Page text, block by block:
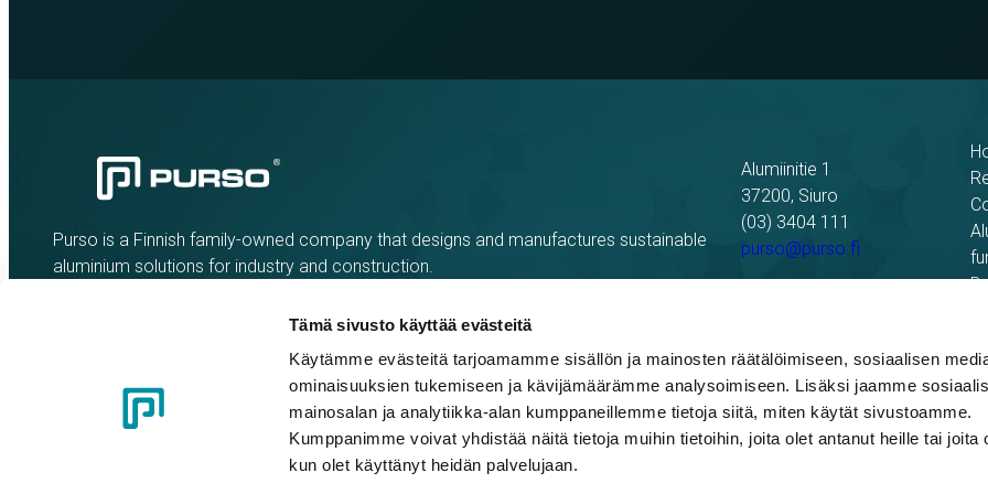
Tämä sivusto käyttää evästeitä
Käytämme evästeitä tarjoamamme sisällön ja mainosten räätälöimiseen, sosiaalisen
ominaisuuksien tukemiseen ja kävijämäärämme analysoimiseen. Lisäksi jaamme
mainosalan ja analytiikka-alan kumppaneillemme tietoja siitä, miten käytät sivustoamme.
Kumppanimme voivat yhdistää näitä tietoja muihin tietoihin, joita olet antanut heille tai joita
kun olet käyttänyt heidän palvelujaan.
Purso is a Finnish family-owned company that designs and manufactures sustainable
aluminium solutions for industry and construction.
Alumiinitie 1
37200, Siuro
(03) 3404 111
purso@purso.fi